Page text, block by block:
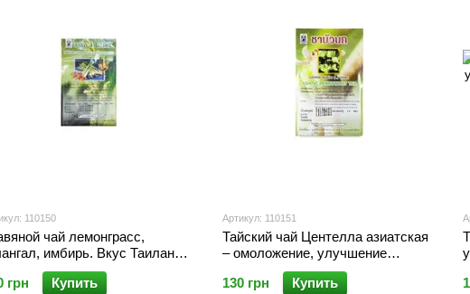
110150
чай лемонграсс,
имбирь. Вкус Таиланда
20 пакетиков
грн
Купить
Артикул: 110151
Тайский чай Центелла азиатская
– омоложение, улучшение
работы мозга, улучшение кожи,
15 пакетиков
130 грн Купить